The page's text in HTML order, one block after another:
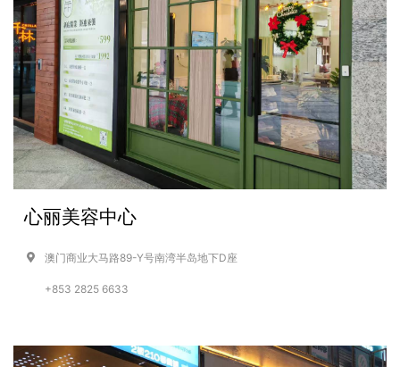
心丽美容中心
澳门商业大马路89-Y号南湾半岛地下D座
+853 2825 6633